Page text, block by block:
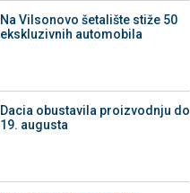
Na Vilsonovo šetalište stiže 50
ekskluzivnih automobila
Dacia obustavila proizvodnju do
19. augusta